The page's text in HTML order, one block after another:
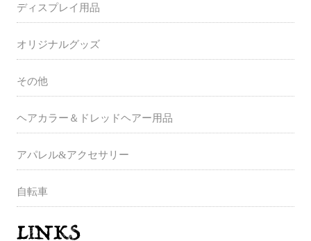
ディスプレイ用品
オリジナルグッズ
その他
ヘアカラー＆ドレッドヘアー用品
アパレル&アクセサリー
自転車